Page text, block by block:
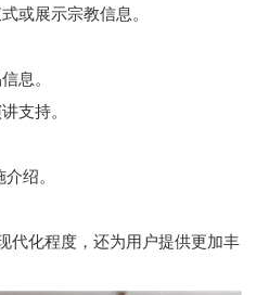
或展示宗教信息。
息。
支持。
绍。
代化程度，还为用户提供更加丰